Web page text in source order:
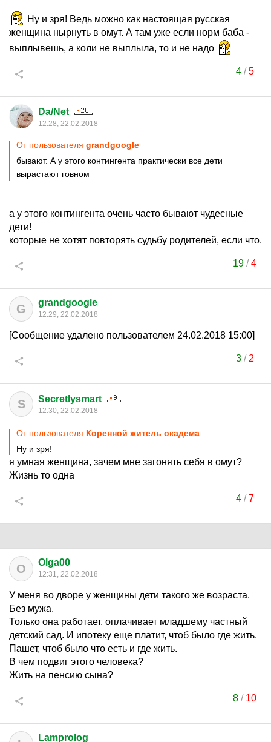
Ну и зря! Ведь можно как настоящая русская
женщина нырнуть в омут. А там уже если норм баба -
выплывешь, а коли не выплыла, то и не надо
4/5
Da/Net
12:28, 22.02.2018
От пользователя grandgoogle
бывают. А у этого контингента практически все дети
вырастают говном
а у этого контингента очень часто бывают чудесные
дети!
которые не хотят повторять судьбу родителей, если что.
19 /4
G grandgoogle
12:29, 22.02.2018
[Сообщение удалено пользователем 24.02.2018 15:00]
3/ 2
S Secretlysmart
12:30, 22.02.2018
От пользователя Коренной житель окадема
Ну и зря!
я умная женщина, зачем мне загонять себя в омут?
Жизнь то одна
4/7
O Olga00
12:31, 22.02.2018
У меня во дворе у женщины дети такого же возраста.
Без мужа.
Только она работает, оплачивает младшему частный
детский сад. И ипотеку еще платит, чтоб было где жить.
Пашет, чтоб было что есть и где жить.
В чем подвиг этого человека?
Жить на пенсию сына?
8 / 10
Lamprolog